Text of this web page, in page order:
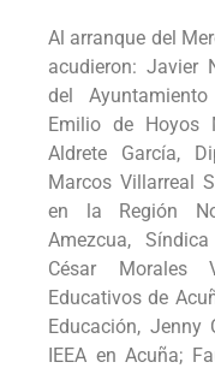
Al arranque del
acudieron: Javier
del
Emilio de Hoyos
Aldrete García,
Marcos Villarreal
en la Región
Amezcua,
César Morales
Educativos de
Educación, Jenny
IEEA en Acuña;